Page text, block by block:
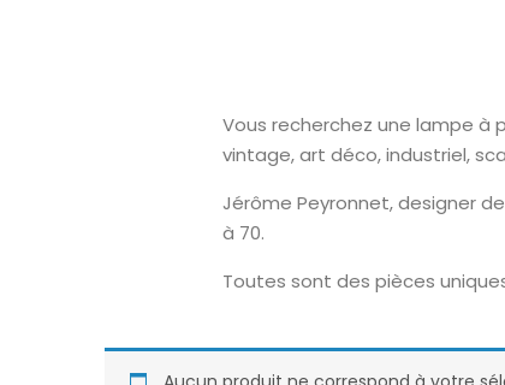
Vous recherchez une lampe à
vintage, art déco, industriel,
Jérôme Peyronnet, designer
à 70.
Toutes sont des pièces